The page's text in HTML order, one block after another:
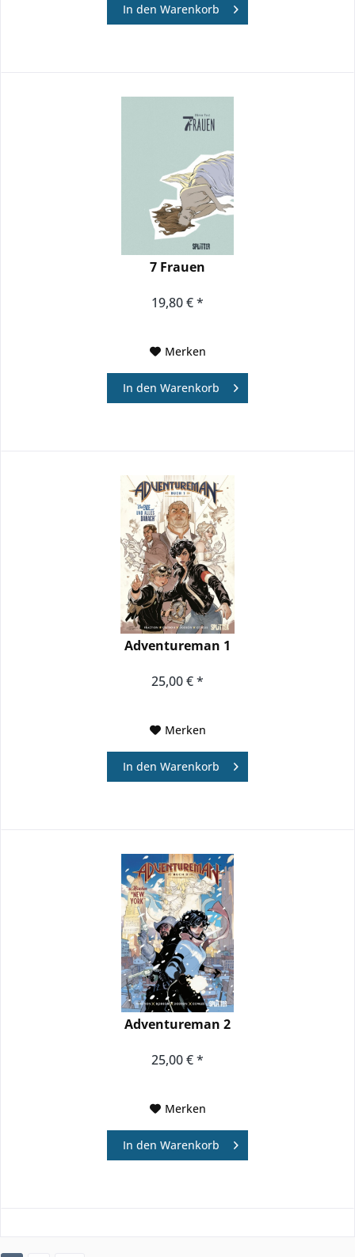
In den Warenkorb
7 Frauen
19,80 € *
Merken
In den Warenkorb
Adventureman 1
25,00 € *
Merken
In den Warenkorb
Adventureman 2
25,00 € *
Merken
In den Warenkorb